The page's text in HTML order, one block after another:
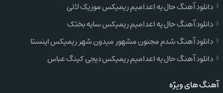
دانلود آهنگ حال یه اعدامیم ریمیکس موزیک لاتی
دانلود آهنگ حال یه اعدامیم ریمیکس سایه بختک
دانلود آهنگ شدم مجنون مشهور میدون شهر ریمیکس اینستا
دانلود آهنگ حال یه اعدامیم ریمیکس دیجی کینگ عباس
آهنگ های ویژه